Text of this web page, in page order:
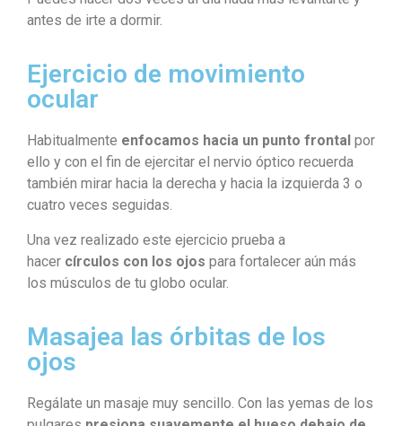
antes de irte a dormir.
Ejercicio de movimiento
ocular
Habitualmente enfocamos hacia un punto frontal por
ello y con el fin de ejercitar el nervio óptico recuerda
también mirar hacia la derecha y hacia la izquierda 3 o
cuatro veces seguidas.
Una vez realizado este ejercicio prueba a
hacer círculos con los ojos para fortalecer aún más
los músculos de tu globo ocular.
Masajea las órbitas de los
ojos
Regálate un masaje muy sencillo. Con las yemas de los